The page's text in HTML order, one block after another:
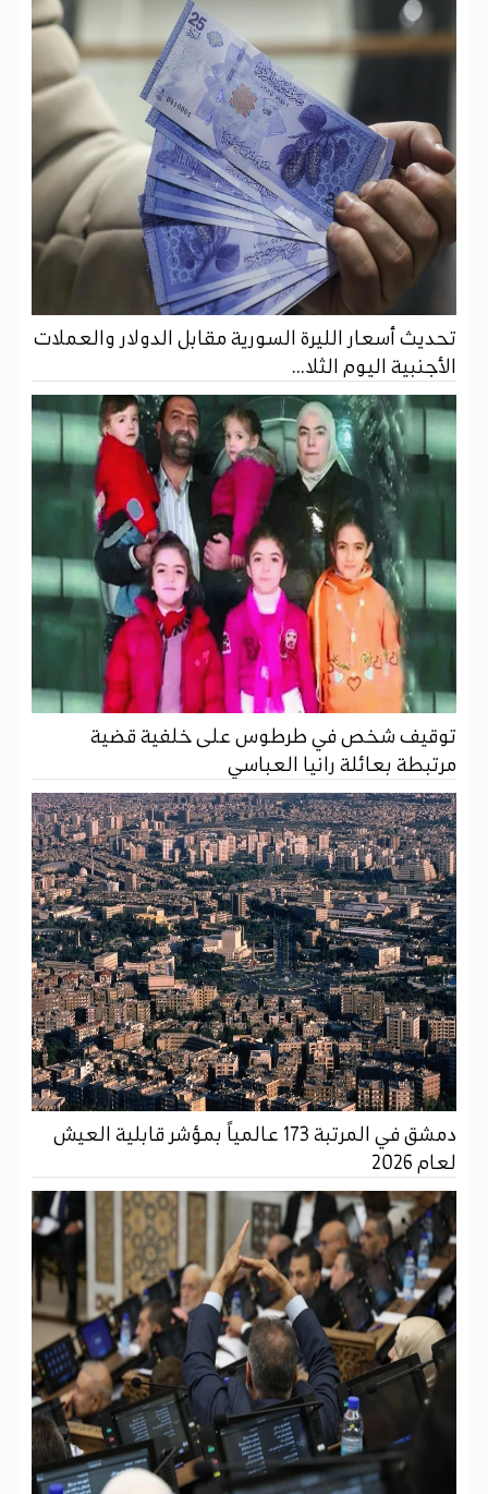
تحديث أسعار الليرة السورية مقابل الدولار والعملات
الأجنبية اليوم الثلا...
توقيف شخص في طرطوس على خلفية قضية
مرتبطة بعائلة رانيا العباسي
دمشق في المرتبة 173 عالمياً بمؤشر قابلية العيش
لعام 2026